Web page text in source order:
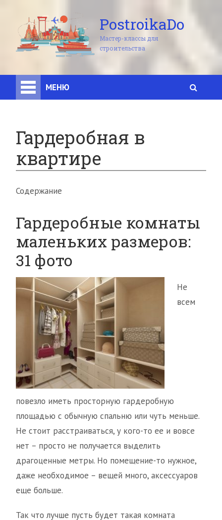
PostroikaDo
Мастер-классы для
строительства
МЕНЮ
Гардеробная в
квартире
Содержание
Гардеробные комнаты
маленьких размеров:
31 фото
Не
всем
повезло иметь просторную гардеробную
площадью с обычную спальню или чуть меньше.
Не стоит расстраиваться, у кого-то ее и вовсе
нет – просто не получается выделить
драгоценные метры. Но помещение-то нужное,
даже необходимое – вещей много, аксессуаров
еще больше.
Так что лучше пусть будет такая комната